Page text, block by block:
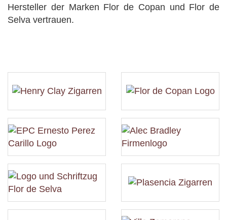
Hersteller der Marken Flor de Copan und Flor de
Selva vertrauen.